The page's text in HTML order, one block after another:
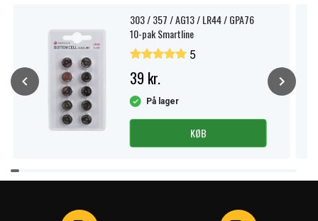
303 / 357 / AG13 / LR44 / GPA76
10-pak Smartline
5
39 kr.
På lager
KØB
Item
1